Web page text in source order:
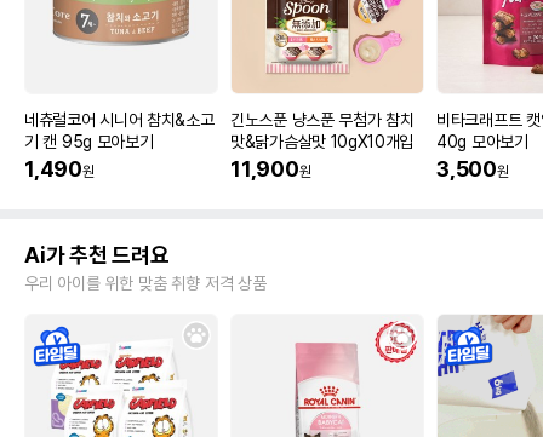
네츄럴코어 시니어 참치&소고
기 캔 95g 모아보기
1,490원
긴노스푼 냥스푼 무첨가 참치
맛&닭가슴살맛 10gX10개입
11,900원
비타크래프트
40g 모아보기
3,500원
Ai가 추천 드려요
우리 아이를 위한 맞춤 취향 저격 상품